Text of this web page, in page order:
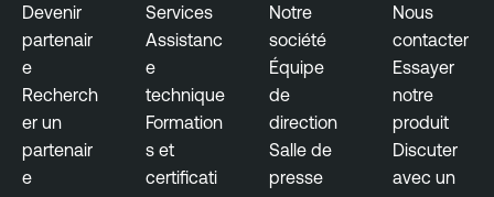
u
r
Devenir
partenair
e
Recherch
er un
partenair
e
Services
Assistanc
e
technique
Formation
s et
certificati
Notre
société
Équipe
de
direction
Salle de
presse
Nous
contacter
Essayer
notre
produit
Discuter
avec un